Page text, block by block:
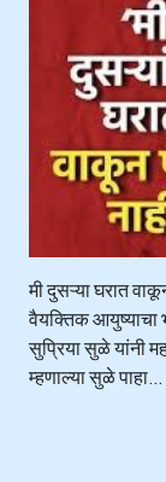
मी दुसऱ्या घरात
वैयक्तिक आयुष्याचा
सुप्रिया सुळे यांनी
म्हणाल्या सुळे पाहा...